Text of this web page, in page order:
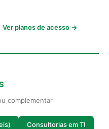
Ver planos de acesso →
complementar
Consultorias em TI